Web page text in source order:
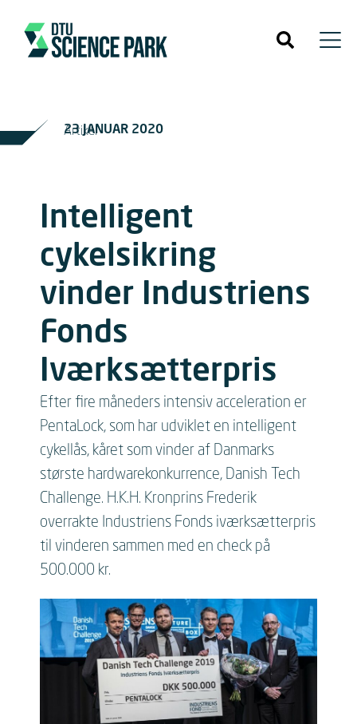
23 JANUAR 2020
Artikel
Intelligent
cykelsikring
vinder Industriens
Fonds
Iværksætterpris
Efter fire måneders intensiv acceleration er
PentaLock, som har udviklet en intelligent
cykellås, kåret som vinder af Danmarks
største hardwarekonkurrence, Danish Tech
Challenge. H.K.H. Kronprins Frederik
overrakte Industriens Fonds iværksætterpris
til vinderen sammen med en check på
500.000 kr.